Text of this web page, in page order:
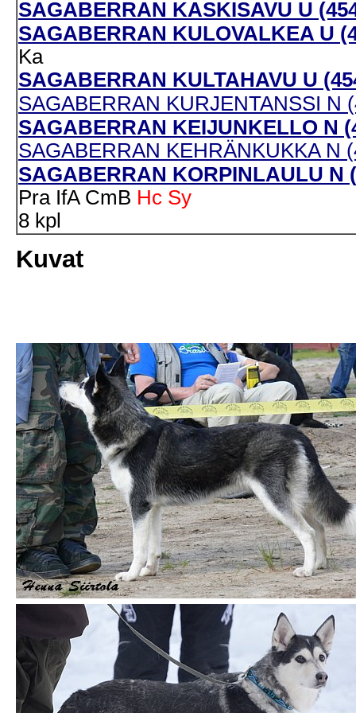
SAGABERRAN KASKISAVU U
SAGABERRAN KULOVALKEA U
Ka
SAGABERRAN KULTAHAVU U
SAGABERRAN KURJENTANSSI N
SAGABERRAN KEIJUNKELLO N
SAGABERRAN KEHRÄNKUKKA N
SAGABERRAN KORPINLAULU N
Pra IfA CmB Hc Sy
8 kpl
Kuvat